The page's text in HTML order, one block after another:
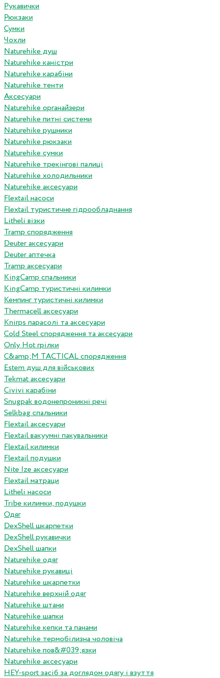
Рукавички
Рюкзаки
Сумки
Чохли
Naturehike душ
Naturehike каністри
Naturehike карабіни
Naturehike тенти
Аксесуари
Naturehike органайзери
Naturehike питні системи
Naturehike рушники
Naturehike рюкзаки
Naturehike сумки
Naturehike трекінгові палиці
Naturehike холодильники
Naturehike аксесуари
Flextail насоси
Flextail туристичне гідрообладнання
Litheli візки
Tramp спорядження
Deuter аксесуари
Deuter аптечка
Tramp аксесуари
KingCamp спальники
KingCamp туристичні килимки
Кемпинг туристичні килимки
Thermacell аксесуари
Knirps парасолі та аксесуари
Cold Steel спорядження та аксесуари
Only Hot грілки
C&amp;M TACTICAL спорядження
Estem душ для військових
Tekmat аксесуари
Сivivi карабіни
Snugpak водонепроникні речі
Selkbag спальники
Flextail аксесуари
Flextail вакуумні пакувальники
Flextail килимки
Flextail подушки
Nite Ize аксесуари
Flextail матраци
Litheli насоси
Tribe килимки, подушки
Одяг
DexShell шкарпетки
DexShell рукавички
DexShell шапки
Naturehike одяг
Naturehike рукавиці
Naturehike шкарпетки
Naturehike верхній одяг
Naturehike штани
Naturehike шапки
Naturehike кепки та панами
Naturehike термобілизна чоловіча
Naturehike пов&#039;язки
Naturehike аксесуари
HEY-sport засіб за доглядом одягу і взуття